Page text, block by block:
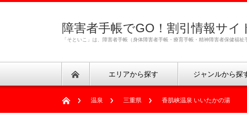
障害者手帳でGO！割引情報サイ
「そといこ」は、障害者手帳（身体障害者手帳・療育手帳・精神障害者保健福
エリアから探す ジャンルから探
温泉 三重県 香肌峡温泉 いいたかの湯